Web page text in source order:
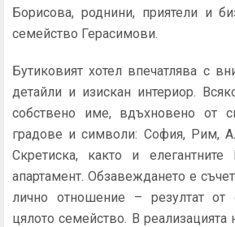
Борисова, роднини, приятели и
семейство Герасимови.
Бутиковият хотел впечатлява с
детайли и изискан интериор.
собствено име, вдъхновено от
градове и символи: София, Рим,
Скретиска, както и
апартамент. Обзавеждането е
лично отношение – резултат от
цялото семейство. В реализацията